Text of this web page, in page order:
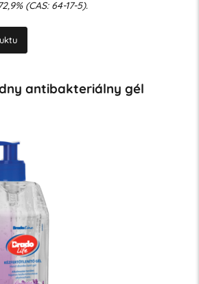
(CAS: 64-17-5).
antibakteriálny gél